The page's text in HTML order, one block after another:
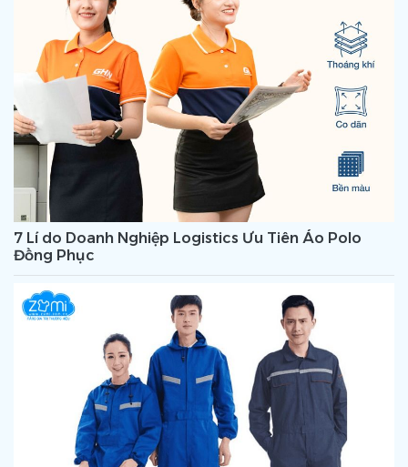
7 Lí do Doanh Nghiệp Logistics Ưu Tiên Áo Polo
Đồng Phục